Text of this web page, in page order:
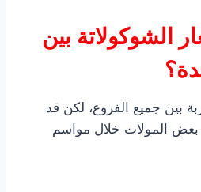
الشوكولاتة بين
بين جميع الفروع، لكن قد
المولات خلال مواسم